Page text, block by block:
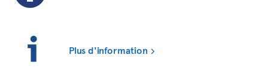
Plus d'information